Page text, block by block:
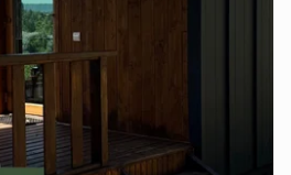
зупинитися від метушні,
ж вирушити досліджувати